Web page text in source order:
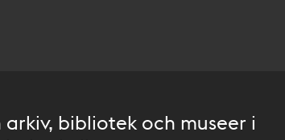
bibliotek och museer i